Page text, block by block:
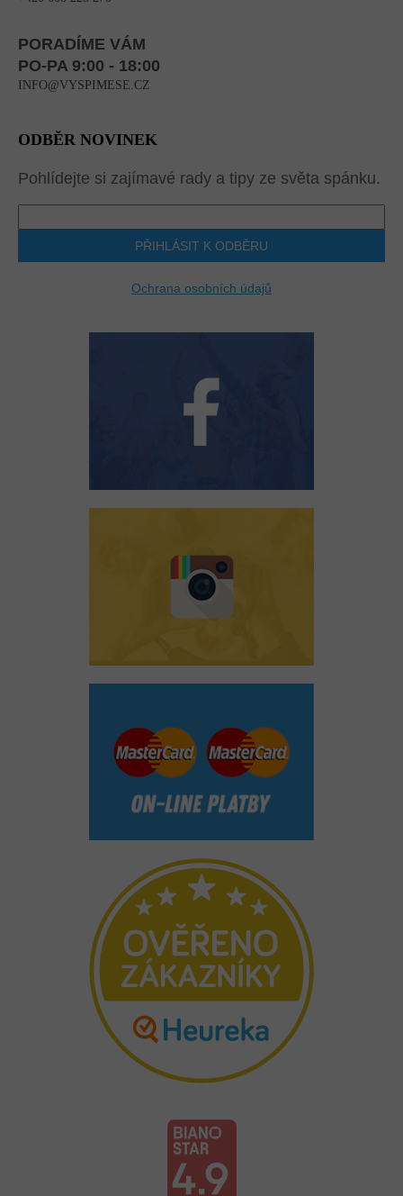
PORADÍME VÁM
PO-PA 9:00 - 18:00
INFO@VYSPIMESE.CZ
ODBĚR NOVINEK
Pohlídejte si zajímavé rady a tipy ze světa spánku.
PŘIHLÁSIT K ODBĚRU
Ochrana osobních údajů